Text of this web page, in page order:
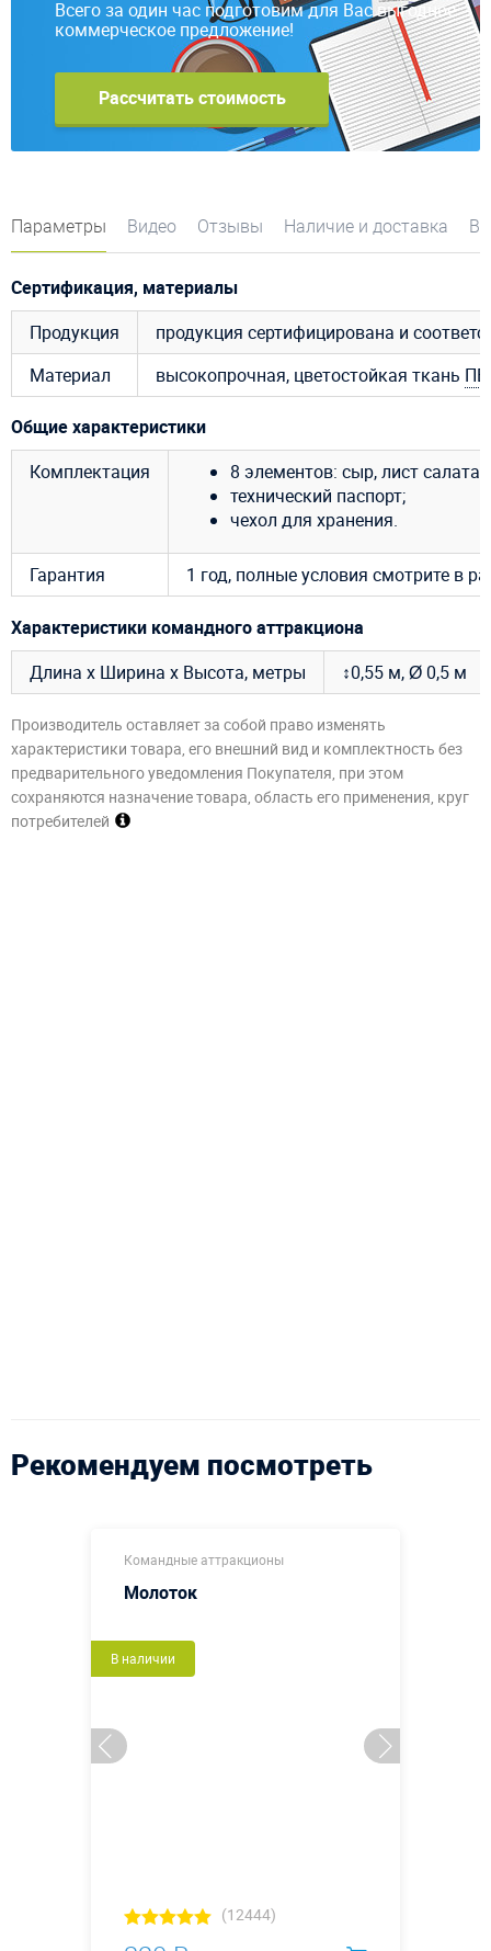
Всего за один час подготовим для Вас выгодное
коммерческое предложение!
Рассчитать стоимость
Параметры Видео Отзывы Наличие и доставка
Сертификация, материалы
Продукция
продукция сертифицирована и
Материал
высокопрочная, цветостойкая ткань
Общие характеристики
Комплектация
8 элементов: сыр, лист салата,
технический паспорт;
чехол для хранения.
Гарантия 1 год, полные условия смотрите в
Характеристики командного аттракциона
Длина х Ширина х Высота, метры
↕0,55 м, Ø 0,5 м
Производитель оставляет за собой право изменять
характеристики товара, его внешний вид и комплектность без
предварительного уведомления Покупателя, при этом
сохраняются назначение товара, область его применения, круг
потребителей
Рекомендуем посмотреть
Командные аттракционы
Молоток
В наличии
(12444)